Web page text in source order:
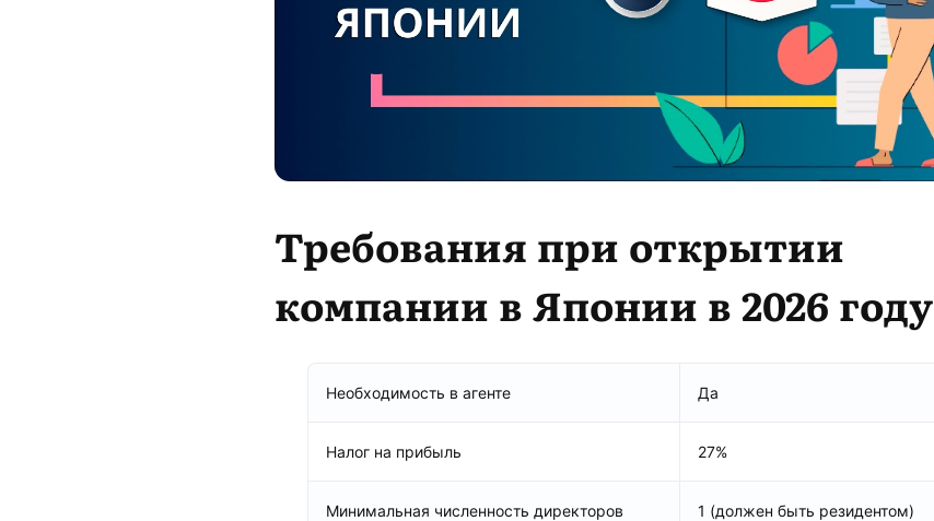
Требования при открытии
компании в Японии в 2026 году
Необходимость в агенте Да
Налог на прибыль 27%
Минимальная численность директоров 1 (должен быть резидентом)